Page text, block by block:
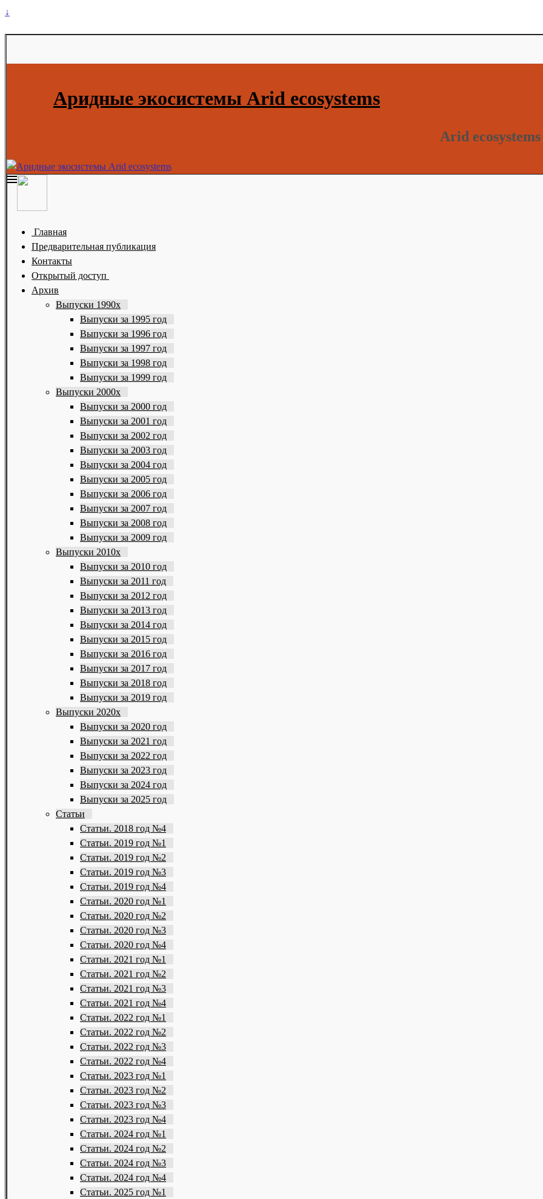
↓
Аридные экосистемы Arid ecosystems
Arid ecosystems
Главная
Предварительная публикация
Контакты
Открытый доступ
Архив
Выпуски 1990х
Выпуски за 1995 год
Выпуски за 1996 год
Выпуски за 1997 год
Выпуски за 1998 год
Выпуски за 1999 год
Выпуски 2000х
Выпуски за 2000 год
Выпуски за 2001 год
Выпуски за 2002 год
Выпуски за 2003 год
Выпуски за 2004 год
Выпуски за 2005 год
Выпуски за 2006 год
Выпуски за 2007 год
Выпуски за 2008 год
Выпуски за 2009 год
Выпуски 2010х
Выпуски за 2010 год
Выпуски за 2011 год
Выпуски за 2012 год
Выпуски за 2013 год
Выпуски за 2014 год
Выпуски за 2015 год
Выпуски за 2016 год
Выпуски за 2017 год
Выпуски за 2018 год
Выпуски за 2019 год
Выпуски 2020х
Выпуски за 2020 год
Выпуски за 2021 год
Выпуски за 2022 год
Выпуски за 2023 год
Выпуски за 2024 год
Выпуски за 2025 год
Статьи
Статьи. 2018 год №4
Статьи. 2019 год №1
Статьи. 2019 год №2
Статьи. 2019 год №3
Статьи. 2019 год №4
Статьи. 2020 год №1
Статьи. 2020 год №2
Статьи. 2020 год №3
Статьи. 2020 год №4
Статьи. 2021 год №1
Статьи. 2021 год №2
Статьи. 2021 год №3
Статьи. 2021 год №4
Статьи. 2022 год №1
Статьи. 2022 год №2
Статьи. 2022 год №3
Статьи. 2022 год №4
Статьи. 2023 год №1
Статьи. 2023 год №2
Статьи. 2023 год №3
Статьи. 2023 год №4
Статьи. 2024 год №1
Статьи. 2024 год №2
Статьи. 2024 год №3
Статьи. 2024 год №4
Статьи. 2025 год №1